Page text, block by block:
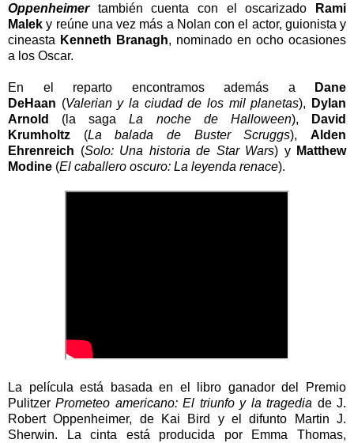
Oppenheimer también cuenta con el oscarizado
Rami
Malek y reúne una vez más a Nolan con el actor, guionista y
cineasta Kenneth Branagh, nominado en ocho ocasiones
a los Oscar.
En el reparto encontramos además a
Dane
DeHaan (Valerian y la ciudad de los mil planetas),
Dylan
Arnold
(la sagaLa noche de Halloween),
David
Krumholtz (La balada de Buster Scruggs),Alden
Ehrenreich (Solo: Una historia de Star Wars) y Matthew
Modine (El caballero oscuro: La leyenda renace).
La película está basada en el libro ganador del Premio
PulitzerPrometeo americano: El triunfo y la tragedia de J.
Robert Oppenheimer, de Kai Bird y el difunto Martin J.
Sherwin. La cinta está producida por Emma Thomas,